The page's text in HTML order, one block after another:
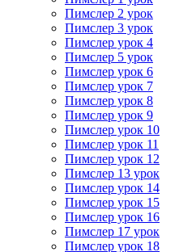
Пимслер 2 урок
Пимслер 3 урок
Пимслер урок 4
Пимслер 5 урок
Пимслер урок 6
Пимслер урок 7
Пимслер урок 8
Пимслер урок 9
Пимслер урок 10
Пимслер урок 11
Пимслер урок 12
Пимслер 13 урок
Пимслер урок 14
Пимслер урок 15
Пимслер урок 16
Пимслер 17 урок
Пимслер урок 18